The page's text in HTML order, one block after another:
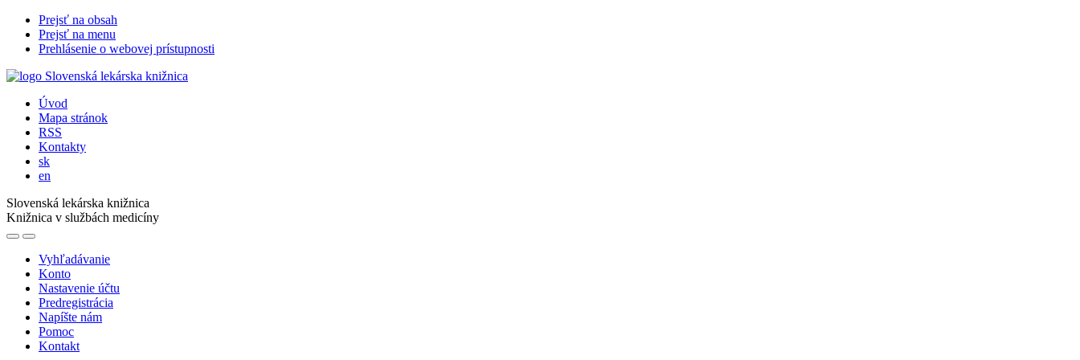
Prejsť na obsah
Prejsť na menu
Prehlásenie o webovej prístupnosti
Úvod
Mapa stránok
RSS
Kontakty
sk
en
Slovenská lekárska knižnica
Knižnica v službách medicíny
Vyhľadávanie
Konto
Nastavenie účtu
Predregistrácia
Napíšte nám
Pomoc
Kontakt